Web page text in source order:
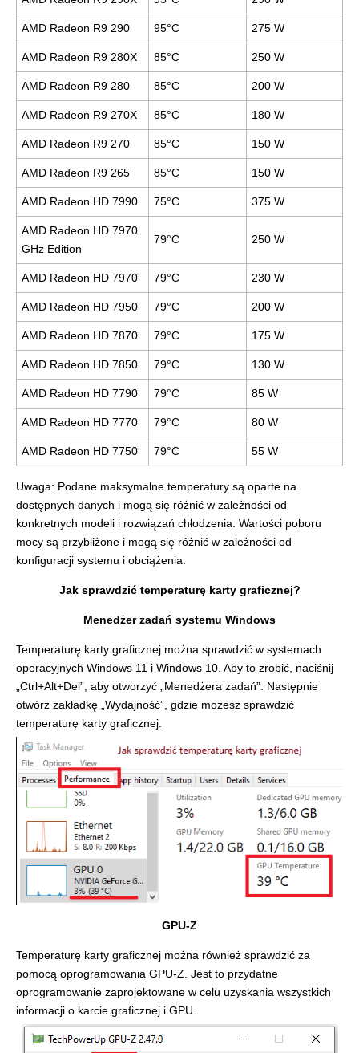
AMD Radeon R9 290 95°C 275 W
AMD Radeon R9 280X 85°C 250 W
AMD Radeon R9 280 85°C 200 W
AMD Radeon R9 270X 85°C 180 W
AMD Radeon R9 270 85°C 150 W
AMD Radeon R9 265 85°C 150 W
AMD Radeon HD 7990 75°C 375 W
AMD Radeon HD 7970
GHz Edition
79°C 250 W
AMD Radeon HD 7970 79°C 230 W
AMD Radeon HD 7950 79°C 200 W
AMD Radeon HD 7870 79°C 175 W
AMD Radeon HD 7850 79°C 130 W
AMD Radeon HD 7790 79°C 85 W
AMD Radeon HD 7770 79°C 80 W
AMD Radeon HD 7750 79°C 55 W
Uwaga: Podane maksymalne temperatury są oparte na
dostępnych danych i mogą się różnić w zależności od
konkretnych modeli i rozwiązań chłodzenia. Wartości poboru
mocy są przybliżone i mogą się różnić w zależności od
konfiguracji systemu i obciążenia.
Jak sprawdzić temperaturę karty graficznej?
Menedżer zadań systemu Windows
Temperaturę karty graficznej można sprawdzić w systemach
operacyjnych Windows 11 i Windows 10. Aby to zrobić, naciśnij
„Ctrl+Alt+Del”, aby otworzyć „Menedżera zadań”. Następnie
otwórz zakładkę „Wydajność”, gdzie możesz sprawdzić
temperaturę karty graficznej.
GPU-Z
Temperaturę karty graficznej można również sprawdzić za
pomocą oprogramowania GPU-Z. Jest to przydatne
oprogramowanie zaprojektowane w celu uzyskania wszystkich
informacji o karcie graficznej i GPU.